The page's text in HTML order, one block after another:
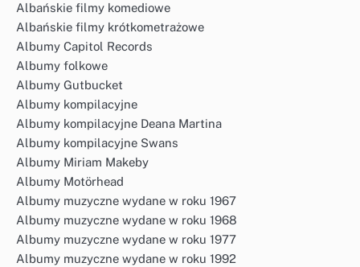
Albańskie filmy komediowe
Albańskie filmy krótkometrażowe
Albumy Capitol Records
Albumy folkowe
Albumy Gutbucket
Albumy kompilacyjne
Albumy kompilacyjne Deana Martina
Albumy kompilacyjne Swans
Albumy Miriam Makeby
Albumy Motörhead
Albumy muzyczne wydane w roku 1967
Albumy muzyczne wydane w roku 1968
Albumy muzyczne wydane w roku 1977
Albumy muzyczne wydane w roku 1992